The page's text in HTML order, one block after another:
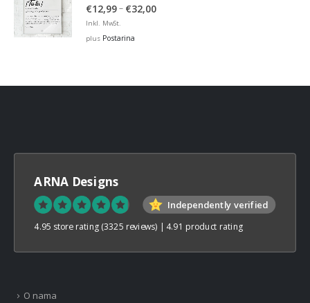
€12,99– €32,00Price
Inkl. MwSt.
plus Postarina
ARNA Designs
Independently verified
4.95 store rating (3325 reviews) | 4.91 product rating
O nama